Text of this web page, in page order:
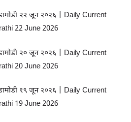
२२ जून २०२६ | Daily Current
22 June 2026
२० जून २०२६ | Daily Current
20 June 2026
१९ जून २०२६ | Daily Current
19 June 2026